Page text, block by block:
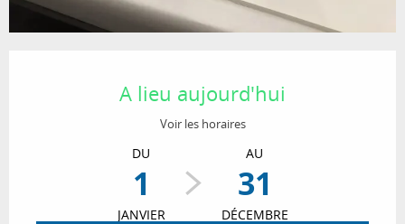
A lieu aujourd'hui
Voir les horaires
DU
1
JANVIER
AU
31
DÉCEMBRE